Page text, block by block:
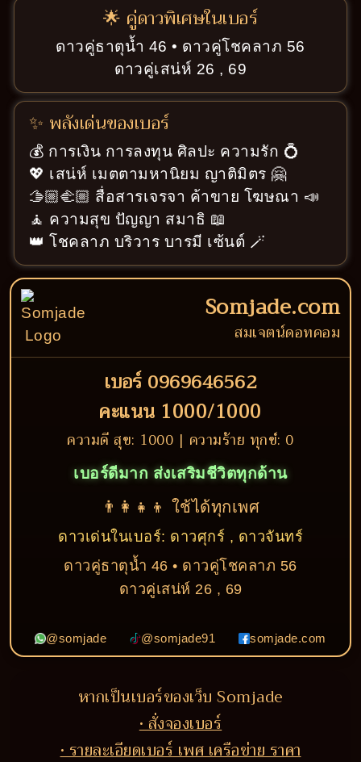
🌟 คู่ดาวพิเศษในเบอร์
ดาวคู่ธาตุน้ำ 46 • ดาวคู่โชคลาภ 56
ดาวคู่เสน่ห์ 26 , 69
✨ พลังเด่นของเบอร์
💰 การเงิน การลงทุน ศิลปะ ความรัก 💍
💖 เสน่ห์ เมตตามหานิยม ญาติมิตร 🤗
🫱🏼‍🫲🏼 สื่อสารเจรจา ค้าขาย โฆษณา 📣
🧘 ความสุข ปัญญา สมาธิ 📖
👑 โชคลาภ บริวาร บารมี เซ้นต์ 🪄
Somjade.com
สมเจตน์ดอทคอม
เบอร์ 0969646562
คะแนน 1000/1000
ความดี สุข: 1000 | ความร้าย ทุกข์: 0
เบอร์ดีมาก ส่งเสริมชีวิตทุกด้าน
👨‍👩‍👧‍👦 ใช้ได้ทุกเพศ
ดาวเด่นในเบอร์: ดาวศุกร์ , ดาวจันทร์
ดาวคู่ธาตุน้ำ 46 • ดาวคู่โชคลาภ 56
ดาวคู่เสน่ห์ 26 , 69
@somjade @somjade91 somjade.com
หากเป็นเบอร์ของเว็บ Somjade
• สั่งจองเบอร์
• รายละเอียดเบอร์ เพศ เครือข่าย ราคา